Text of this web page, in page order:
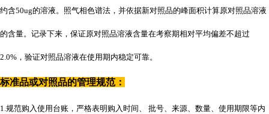
约含50ug的溶液。照气相色谱法，并依据新对照品的峰面积计算原对照品溶液
的含量。记录下来，保证原对照品溶液含量在考察期相对平均偏差不超过
2.0%，验证对照品溶液在使用期内稳定可靠。
标准品或对照品的管理规范：
1.规范购入使用台账，严格表明购入时间、 批号、来源、数量、使用期限等内